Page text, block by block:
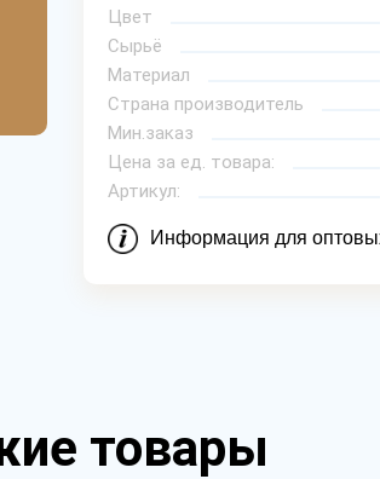
Цвет
Сырьё
Материал
Страна производитель
Мин.заказ
Цена за ед. товара:
Артикул:
Информация для
товары